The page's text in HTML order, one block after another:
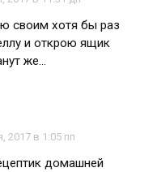
своим хотя бы раз
и открою ящик
же…
2017 в 1:05 пп
домашней